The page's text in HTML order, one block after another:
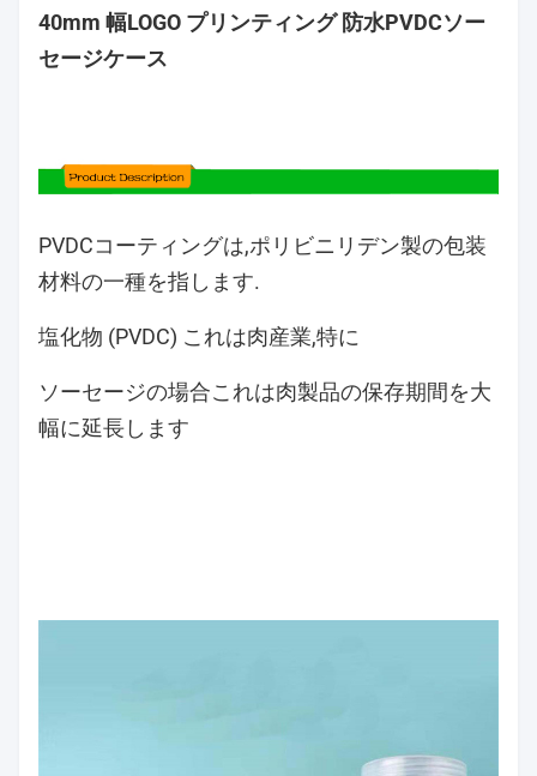
40mm 幅LOGO プリンティング 防水PVDCソー
セージケース
PVDCコーティングは,ポリビニリデン製の包装
材料の一種を指します.
塩化物 (PVDC) これは肉産業,特に
ソーセージの場合これは肉製品の保存期間を大
幅に延長します